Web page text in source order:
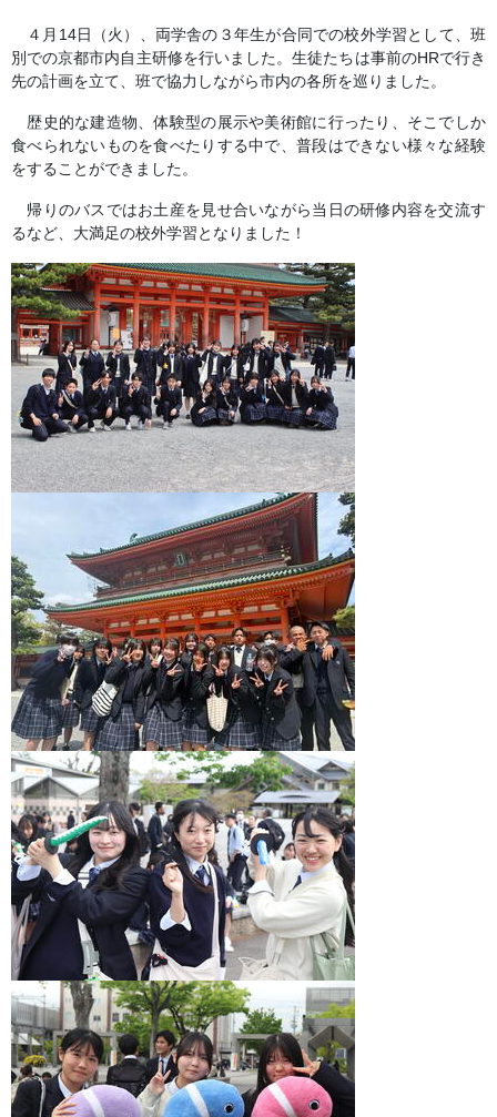
４月14日（火）、両学舎の３年生が合同での校外学習として、班
別での京都市内自主研修を行いました。生徒たちは事前のHRで行き
先の計画を立て、班で協力しながら市内の各所を巡りました。
歴史的な建造物、体験型の展示や美術館に行ったり、そこでしか
食べられないものを食べたりする中で、普段はできない様々な経験
をすることができました。
帰りのバスではお土産を見せ合いながら当日の研修内容を交流す
るなど、大満足の校外学習となりました！